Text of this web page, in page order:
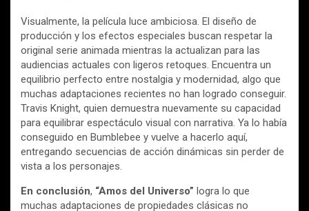
Visualmente, la película luce ambiciosa. El diseño de
producción y los efectos especiales buscan respetar la
original serie animada mientras la actualizan para las
audiencias actuales con ligeros retoques. Encuentra un
equilibrio perfecto entre nostalgia y modernidad, algo que
muchas adaptaciones recientes no han logrado conseguir.
Travis Knight, quien demuestra nuevamente su capacidad
para equilibrar espectáculo visual con narrativa. Ya lo había
conseguido en Bumblebee y vuelve a hacerlo aquí,
entregando secuencias de acción dinámicas sin perder de
vista a los personajes.
En conclusión, “Amos del Universo” logra lo que
muchas adaptaciones de propiedades clásicas no